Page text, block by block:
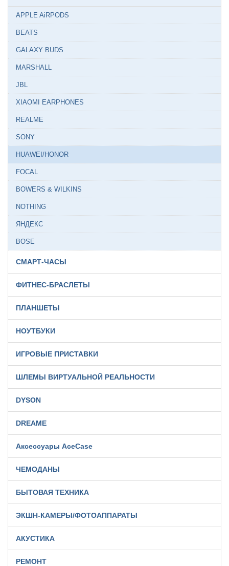
APPLE AiRPODS
BEATS
GALAXY BUDS
MARSHALL
JBL
XIAOMI EARPHONES
REALME
SONY
HUAWEI/HONOR
FOCAL
BOWERS & WILKINS
NOTHING
ЯНДЕКС
BOSE
СМАРТ-ЧАСЫ
ФИТНЕС-БРАСЛЕТЫ
ПЛАНШЕТЫ
НОУТБУКИ
ИГРОВЫЕ ПРИСТАВКИ
ШЛЕМЫ ВИРТУАЛЬНОЙ РЕАЛЬНОСТИ
DYSON
DREAME
Аксессуары AceCase
ЧЕМОДАНЫ
БЫТОВАЯ ТЕХНИКА
ЭКШН-КАМЕРЫ/ФОТОАППАРАТЫ
АКУСТИКА
РЕМОНТ